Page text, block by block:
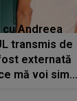
cu Andreea
transmis de
externată
mă voi simți